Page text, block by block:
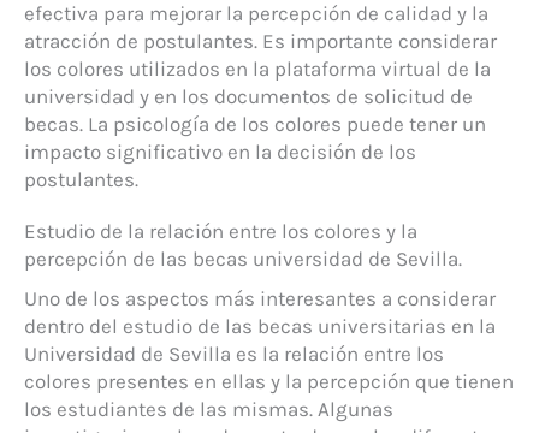
efectiva para mejorar la percepción de calidad y la
atracción de postulantes. Es importante considerar
los colores utilizados en la plataforma virtual de la
universidad y en los documentos de solicitud de
becas. La psicología de los colores puede tener un
impacto significativo en la decisión de los
postulantes.
Estudio de la relación entre los colores y la
percepción de las becas universidad de Sevilla.
Uno de los aspectos más interesantes a considerar
dentro del estudio de las becas universitarias en la
Universidad de Sevilla es la relación entre los
colores presentes en ellas y la percepción que tienen
los estudiantes de las mismas. Algunas